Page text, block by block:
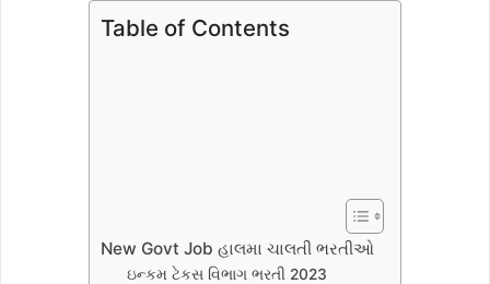
Table of Contents
New Govt Job હાલમા ચાલતી ભરતીઓ
ઇન્કમ ટેકસ વિભાગ ભરતી 2023